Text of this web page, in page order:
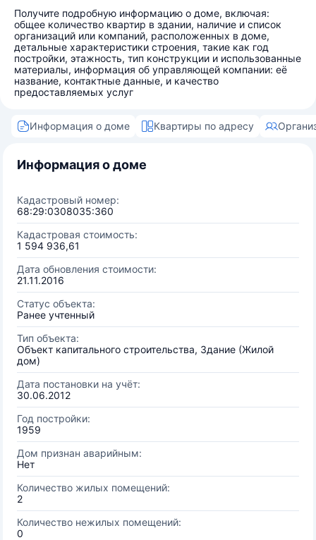
Получите подробную информацию о доме, включая:
общее количество квартир в здании, наличие и список
организаций или компаний, расположенных в доме,
детальные характеристики строения, такие как год
постройки, этажность, тип конструкции и использованные
материалы, информация об управляющей компании: её
название, контактные данные, и качество
предоставляемых услуг
Информация о доме Квартиры по адресу
Информация о доме
Кадастровый номер:
68:29:0308035:360
Кадастровая стоимость:
1 594 936,61
Дата обновления стоимости:
21.11.2016
Статус объекта:
Ранее учтенный
Тип объекта:
Объект капитального строительства, Здание (Жилой
дом)
Дата постановки на учёт:
30.06.2012
Год постройки:
1959
Дом признан аварийным:
Нет
Количество жилых помещений:
2
Количество нежилых помещений:
0